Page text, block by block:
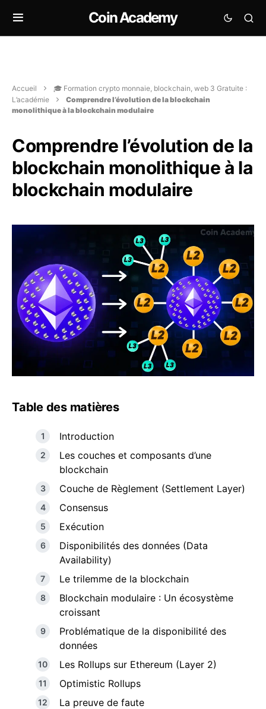
Coin Academy
Accueil
🎓 Formation crypto monnaie, blockchain, web 3 Gratuite :
L’académie
Comprendre l’évolution de la blockchain
monolithique à la blockchain modulaire
Comprendre l’évolution de la
blockchain monolithique à la
blockchain modulaire
Table des matières
Introduction
Les couches et composants d’une
blockchain
Couche de Règlement (Settlement Layer)
Consensus
Exécution
Disponibilités des données (Data
Availability)
Le trilemme de la blockchain
Blockchain modulaire : Un écosystème
croissant
Problématique de la disponibilité des
données
Les Rollups sur Ethereum (Layer 2)
Optimistic Rollups
La preuve de faute